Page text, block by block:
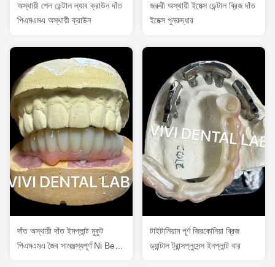
অস্থায়ী শেল ডেন্টাল ল্যাব ক্রাউন দাঁত
পিএমএমএ অস্থায়ী ক্রাউন
জরুরী অস্থায়ী ইমেক্স ডেন্টাল ব্রিজ দাঁত
ইমেক্স পুনরুদ্ধার
দাঁত অস্থায়ী দাঁত ইমপ্লান্ট মুকুট
পিএমএমএ জৈব সামঞ্জস্যপূর্ণ Ni Be
টাইটানিয়াম পূর্ণ জিরকোনিয়া ব্রিজ
ড্যান্টাল ট্রান্সপ্লুসেন্স ইনপ্লান্ট বার